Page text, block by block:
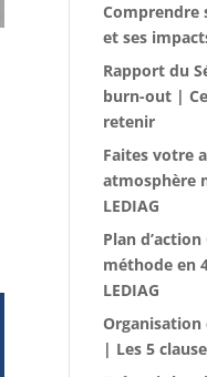
Comprendre
et ses
Rapport du
burn-out |
retenir
Faites votre
atmosphère
LEDIAG
Plan d’action
méthode en
LEDIAG
| Les 5